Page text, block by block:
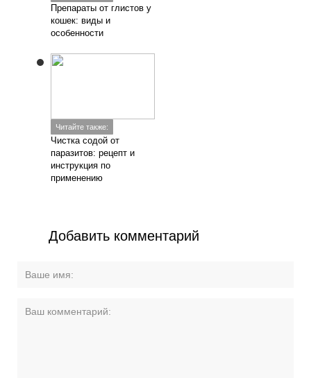
Препараты от глистов у
кошек: виды и
особенности
Читайте также:
Чистка содой от
паразитов: рецепт и
инструкция по
применению
Добавить комментарий